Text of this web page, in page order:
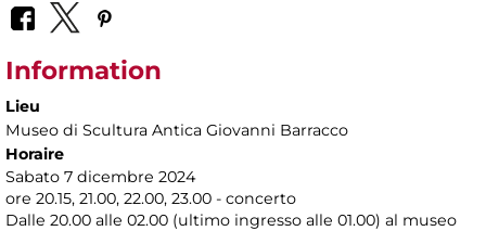
Information
Lieu
Museo di Scultura Antica Giovanni Barracco
Horaire
Sabato 7 dicembre 2024
ore 20.15, 21.00, 22.00, 23.00 - concerto
Dalle 20.00 alle 02.00 (ultimo ingresso alle 01.00) al museo